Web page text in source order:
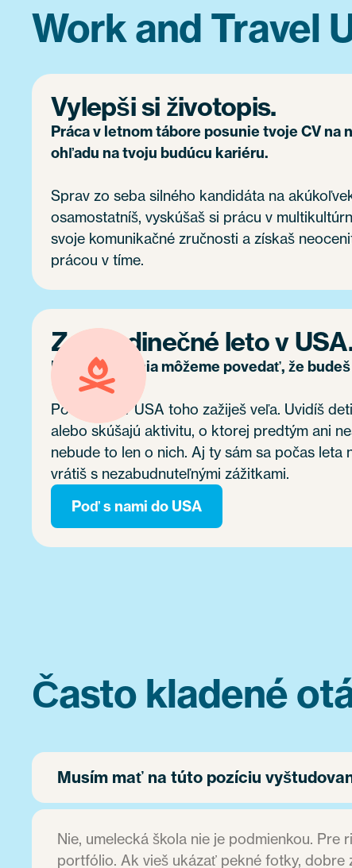
Work and Travel
Vylepši si životopis.
Práca v letnom tábore posunie tvoje CV na
ohľadu na tvoju budúcu kariéru.
Sprav zo seba silného kandidáta na
osamostatníš, vyskúšaš si prácu v
svoje komunikačné zručnosti a získaš
prácou v tíme.
Zaži jedinečné leto v
Bez preháňania môžeme povedať, že
Počas leta v USA toho zažiješ veľa. Uvidíš
alebo skúšajú aktivitu, o ktorej predtým ani
nebude to len o nich. Aj ty sám sa počas
vrátiš s nezabudnuteľnými zážitkami.
Poď s nami do USA
Často kladené
Musím mať na túto pozíciu
Nie, umelecká škola nie je podmienkou.
portfólio. Ak vieš ukázať pekné fotky, dobre